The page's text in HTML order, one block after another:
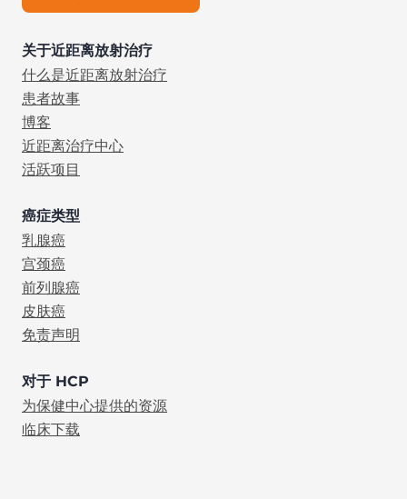
关于近距离放射治疗
什么是近距离放射治疗
患者故事
博客
近距离治疗中心
活跃项目
癌症类型
乳腺癌
宫颈癌
前列腺癌
皮肤癌
免责声明
对于 HCP
为保健中心提供的资源
临床下载